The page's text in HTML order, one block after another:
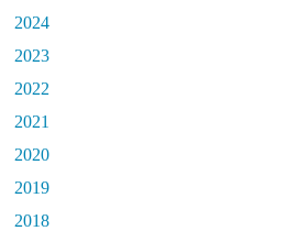
2024
2023
2022
2021
2020
2019
2018